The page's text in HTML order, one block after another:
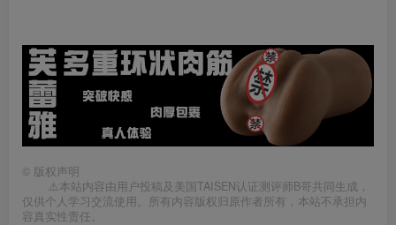
© 版权声明
⚠️本站内容由用户投稿及美国TAISEN认证测评师B哥共同生成，
仅供个人学习交流使用。所有内容版权归原作者所有，本站不承担内
容真实性责任。